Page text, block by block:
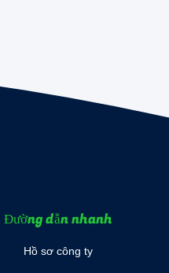
Đường dẫn nhanh
Hồ sơ công ty